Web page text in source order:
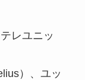
レユニッ
）、ユッ